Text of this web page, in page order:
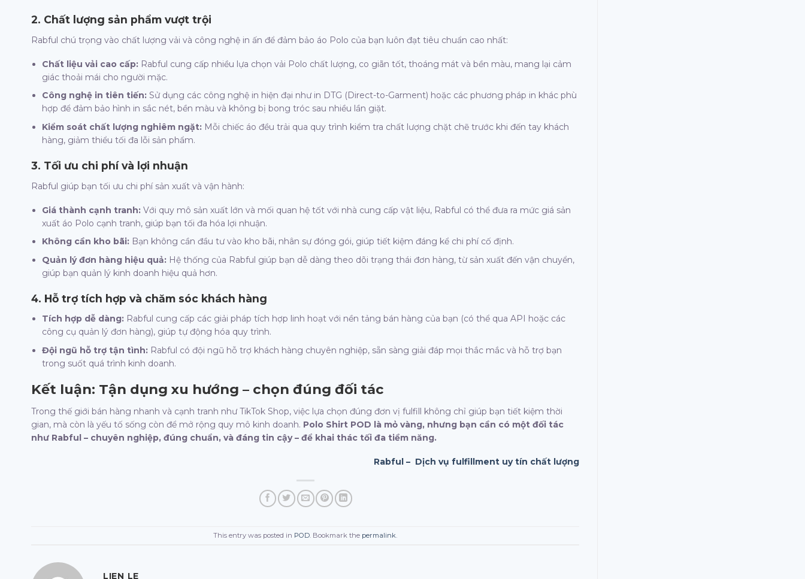
2. Chất lượng sản phẩm vượt trội
Rabful chú trọng vào chất lượng vải và công nghệ in ấn để đảm bảo áo Polo của bạn luôn đạt tiêu chuẩn cao nhất:
Chất liệu vải cao cấp: Rabful cung cấp nhiều lựa chọn vải Polo chất lượng, co giãn tốt, thoáng mát và bền màu, mang lại cảm
giác thoải mái cho người mặc.
Công nghệ in tiên tiến: Sử dụng các công nghệ in hiện đại như in DTG (Direct-to-Garment) hoặc các phương pháp in khác phù
hợp để đảm bảo hình in sắc nét, bền màu và không bị bong tróc sau nhiều lần giặt.
Kiểm soát chất lượng nghiêm ngặt: Mỗi chiếc áo đều trải qua quy trình kiểm tra chất lượng chặt chẽ trước khi đến tay khách
hàng, giảm thiểu tối đa lỗi sản phẩm.
3. Tối ưu chi phí và lợi nhuận
Rabful giúp bạn tối ưu chi phí sản xuất và vận hành:
Giá thành cạnh tranh: Với quy mô sản xuất lớn và mối quan hệ tốt với nhà cung cấp vật liệu, Rabful có thể đưa ra mức giá sản
xuất áo Polo cạnh tranh, giúp bạn tối đa hóa lợi nhuận.
Không cần kho bãi: Bạn không cần đầu tư vào kho bãi, nhân sự đóng gói, giúp tiết kiệm đáng kể chi phí cố định.
Quản lý đơn hàng hiệu quả: Hệ thống của Rabful giúp bạn dễ dàng theo dõi trạng thái đơn hàng, từ sản xuất đến vận chuyển,
giúp bạn quản lý kinh doanh hiệu quả hơn.
4. Hỗ trợ tích hợp và chăm sóc khách hàng
Tích hợp dễ dàng: Rabful cung cấp các giải pháp tích hợp linh hoạt với nền tảng bán hàng của bạn (có thể qua API hoặc các
công cụ quản lý đơn hàng), giúp tự động hóa quy trình.
Đội ngũ hỗ trợ tận tình: Rabful có đội ngũ hỗ trợ khách hàng chuyên nghiệp, sẵn sàng giải đáp mọi thắc mắc và hỗ trợ bạn
trong suốt quá trình kinh doanh.
Kết luận: Tận dụng xu hướng – chọn đúng đối tác
Trong thế giới bán hàng nhanh và cạnh tranh như TikTok Shop, việc lựa chọn đúng đơn vị fulfill không chỉ giúp bạn tiết kiệm thời
gian, mà còn là yếu tố sống còn để mở rộng quy mô kinh doanh. Polo Shirt POD là mỏ vàng, nhưng bạn cần có một đối tác
như Rabful – chuyên nghiệp, đúng chuẩn, và đáng tin cậy – để khai thác tối đa tiềm năng.
Rabful – Dịch vụ fulfillment uy tín chất lượng
This entry was posted in POD . Bookmark the permalink
LIEN LE